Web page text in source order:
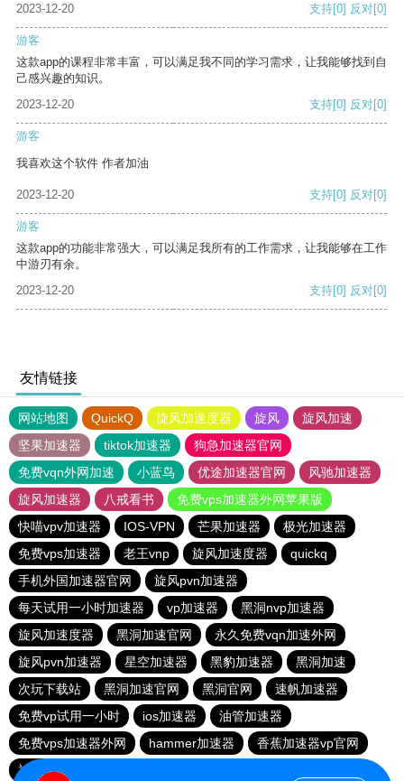
2023-12-20
支持[0] 反对[0]
游客
这款app的课程非常丰富，可以满足我不同的学习需求，让我能够找到自
己感兴趣的知识。
2023-12-20
支持[0] 反对[0]
游客
我喜欢这个软件 作者加油
2023-12-20 支持[0] 反对[0]
游客
这款app的功能非常强大，可以满足我所有的工作需求，让我能够在工作
中游刃有余。
2023-12-20
支持[0] 反对[0]
友情链接
网站地图 QuickQ 旋风加速度器 旋风
旋风加速
坚果加速器
tiktok加速器
狗急加速器官网
免费vqn外网加速
小蓝鸟 优途加速器官网
风驰加速器
旋风加速器
八戒看书
免费vps加速器外网苹果版
快喵vpv加速器
IOS-VPN 芒果加速器
极光加速器
免费vps加速器
老王vnp 旋风加速度器
quickq
手机外国加速器官网
旋风pvn加速器
每天试用一小时加速器
vp加速器
黑洞nvp加速器
旋风加速度器
黑洞加速官网
永久免费vqn加速外网
旋风pvn加速器
星空加速器 黑豹加速器
黑洞加速
次玩下载站
黑洞加速官网 黑洞官网
速帆加速器
免费vp试用一小时
ios加速器
油管加速器
免费vps加速器外网
hammer加速器
香蕉加速器vp官网
神灯vp加速器官网